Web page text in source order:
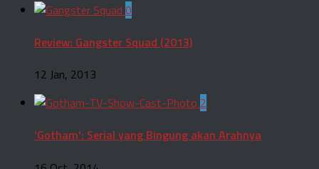
0
Review: Gangster Squad (2013)
12 Jan, 2013
2
‘Gotham': Serial yang Bingung akan Arahnya